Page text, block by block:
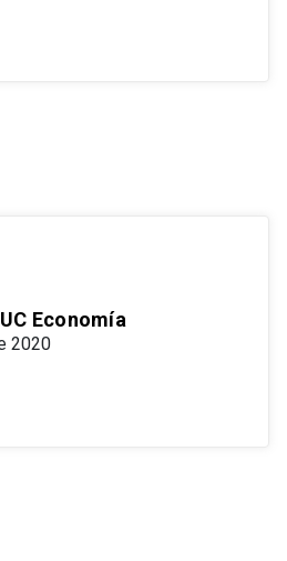
Economía
2020